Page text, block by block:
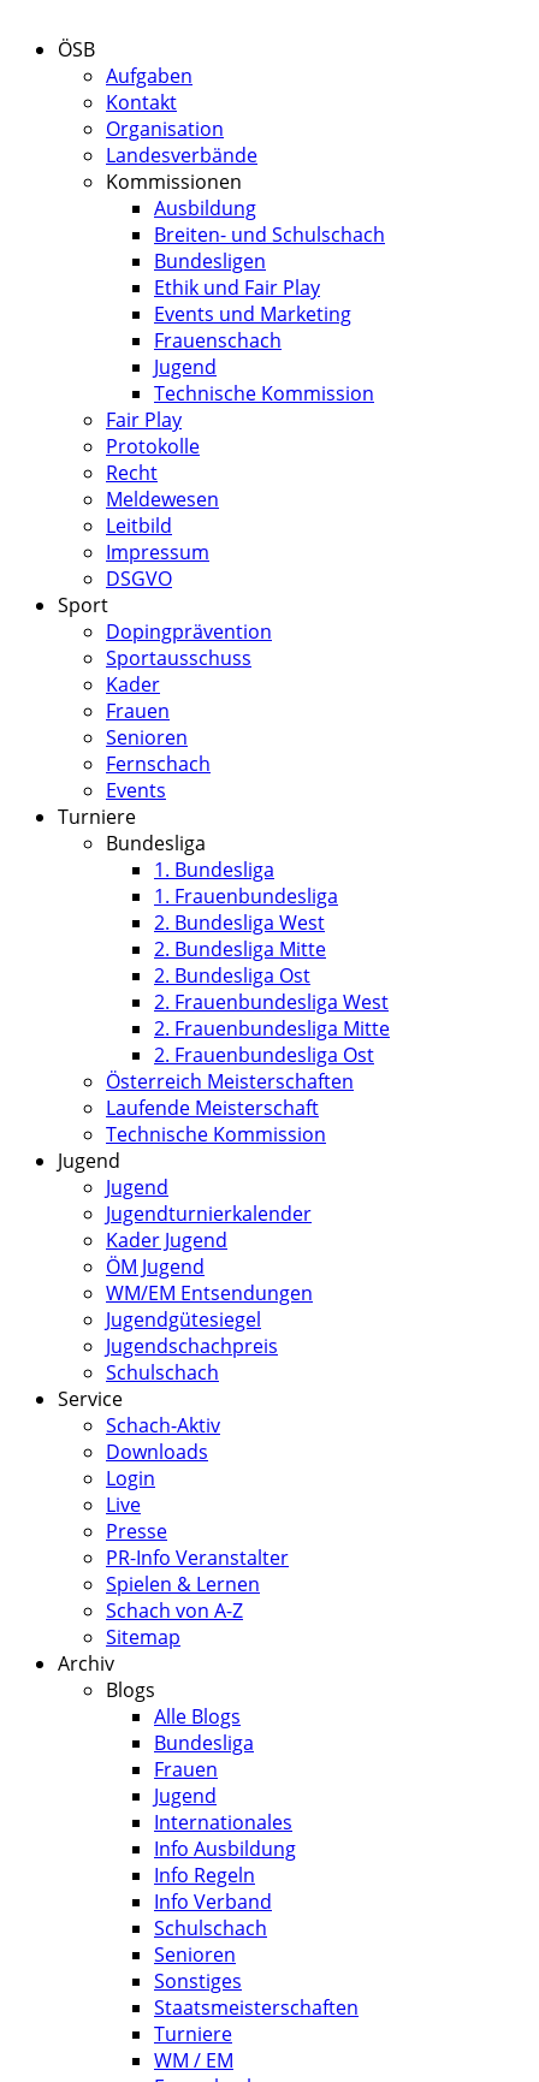
ÖSB
Aufgaben
Kontakt
Organisation
Landesverbände
Kommissionen
Ausbildung
Breiten- und Schulschach
Bundesligen
Ethik und Fair Play
Events und Marketing
Frauenschach
Jugend
Technische Kommission
Fair Play
Protokolle
Recht
Meldewesen
Leitbild
Impressum
DSGVO
Sport
Dopingprävention
Sportausschuss
Kader
Frauen
Senioren
Fernschach
Events
Turniere
Bundesliga
1. Bundesliga
1. Frauenbundesliga
2. Bundesliga West
2. Bundesliga Mitte
2. Bundesliga Ost
2. Frauenbundesliga West
2. Frauenbundesliga Mitte
2. Frauenbundesliga Ost
Österreich Meisterschaften
Laufende Meisterschaft
Technische Kommission
Jugend
Jugend
Jugendturnierkalender
Kader Jugend
ÖM Jugend
WM/EM Entsendungen
Jugendgütesiegel
Jugendschachpreis
Schulschach
Service
Schach-Aktiv
Downloads
Login
Live
Presse
PR-Info Veranstalter
Spielen & Lernen
Schach von A-Z
Sitemap
Archiv
Blogs
Alle Blogs
Bundesliga
Frauen
Jugend
Internationales
Info Ausbildung
Info Regeln
Info Verband
Schulschach
Senioren
Sonstiges
Staatsmeisterschaften
Turniere
WM / EM